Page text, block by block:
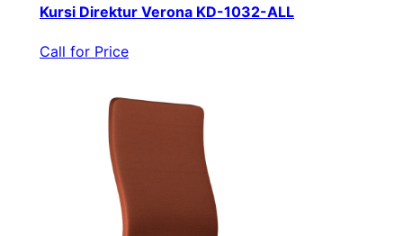
Kursi Direktur Verona KD-1032-ALL
Call for Price